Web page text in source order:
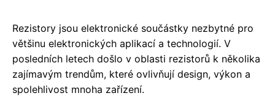
Rezistory jsou elektronické součástky nezbytné pro
většinu elektronických aplikací a technologií. V
posledních letech došlo v oblasti rezistorů k několika
zajímavým trendům, které ovlivňují design, výkon a
spolehlivost mnoha zařízení.